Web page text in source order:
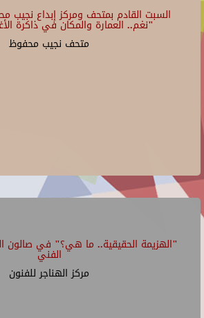
السبت القادم بمتحف ومركز إبداع نجيب
"نغم.. العمارة والمكان في ذاكرة
متحف نجيب محفوظ
"الهزيمة الحقيقية.. ما هي؟" في صالون
الفني
مركز الهناجر للفنون